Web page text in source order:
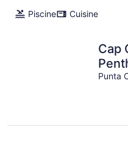
Piscine
Cuisine
Cap
Punta